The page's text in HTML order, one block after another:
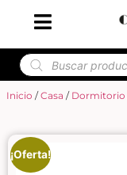
Inicio /Casa / Dormitorio
¡Oferta!